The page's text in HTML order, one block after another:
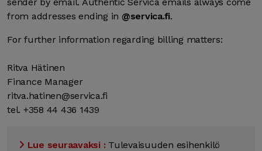
from addresses ending in @servica.fi.
For further information regarding billing matters:
Ritva Hätinen
Finance Manager
ritva.hatinen@servica.fi
tel. +358 44 436 1439
Lue seuraavaksi : Tulevaisuuden esihenkilö